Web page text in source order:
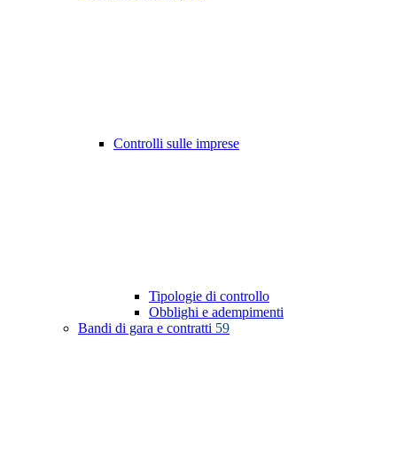
Controlli sulle imprese
Tipologie di controllo
Obblighi e adempimenti
Bandi di gara e contratti 59